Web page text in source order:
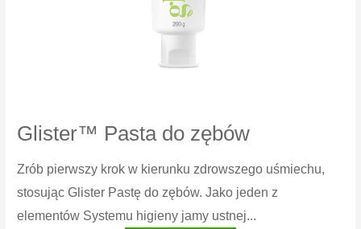
Glister™ Pasta do zębów
Zrób pierwszy krok w kierunku zdrowszego uśmiechu,
stosując Glister Pastę do zębów. Jako jeden z
elementów Systemu higieny jamy ustnej...